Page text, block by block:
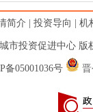
简介 |投资导向 |机
市投资促进中心 版
备05001036号 晋